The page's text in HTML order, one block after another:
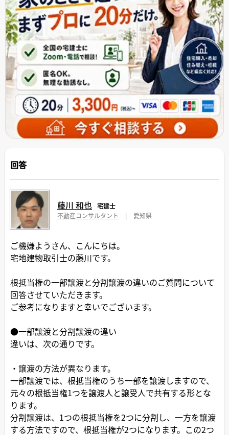
回答
藤川 和也
宅建士
不動産コンサルタント
| 愛知県
ご機嫌ようさん、こんにちは。
宅地建物取引士の藤川です。
根抵当権の一部譲渡と分割譲渡の違いのご質問について
回答させていただきます。
ご参考になりますと幸いでございます。
●一部譲渡と分割譲渡の違い
違いは、次の通りです。
・譲渡の方法が異なります。
一部譲渡では、根抵当権のうち一部を譲渡しますので、
元々の根抵当権1つを譲渡人と譲受人で共有する形とな
ります。
分割譲渡は、1つの根抵当権を2つに分割し、一方を譲渡
する方法ですので、根抵当権が2つになります。この2つ